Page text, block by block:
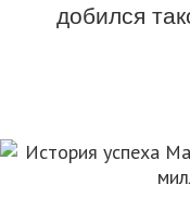
добился